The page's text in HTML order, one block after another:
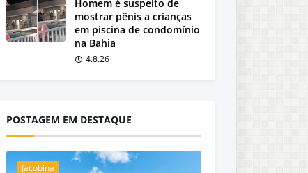
Homem é suspeito de
mostrar pênis a crianças
em piscina de condomínio
na Bahia
4.8.26
POSTAGEM EM DESTAQUE
Jacobina